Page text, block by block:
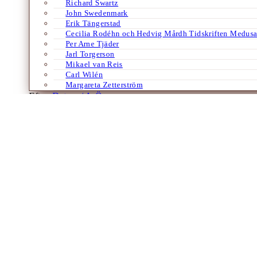
Richard Swartz
John Swedenmark
Erik Tängerstad
Cecilia Rodéhn och Hedvig Mårdh Tidskriften Medusa
Per Arne Tjäder
Jarl Torgerson
Mikael van Reis
Carl Wilén
Margareta Zetterström
Efter:Datum /A-Ö